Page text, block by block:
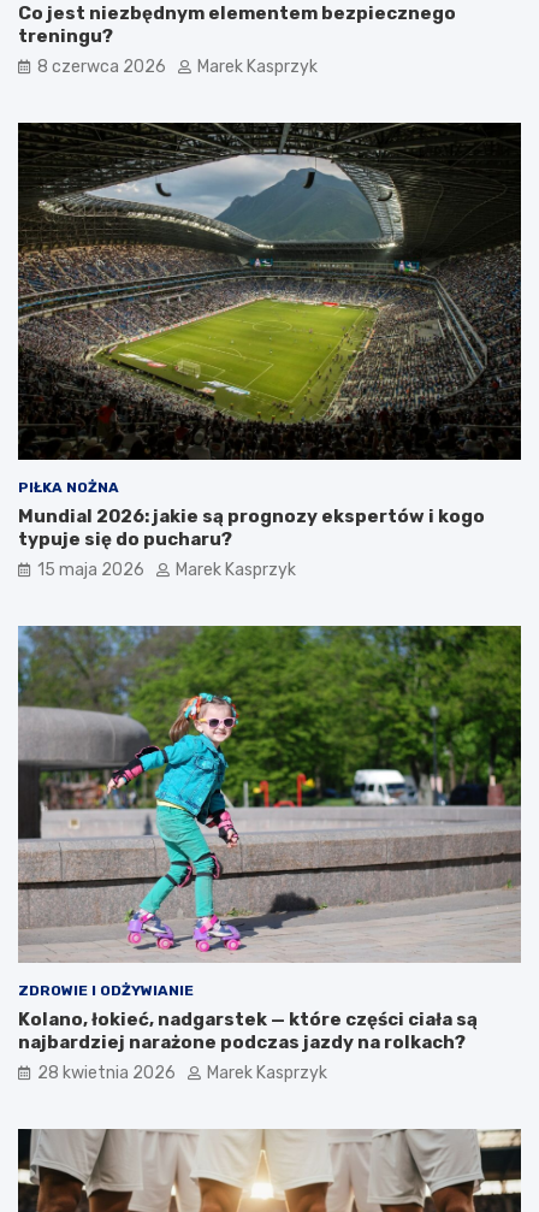
Co jest niezbędnym elementem bezpiecznego
treningu?
8 czerwca 2026 Marek Kasprzyk
PIŁKA NOŻNA
Mundial 2026: jakie są prognozy ekspertów i kogo
typuje się do pucharu?
15 maja 2026 Marek Kasprzyk
ZDROWIE I ODŻYWIANIE
Kolano, łokieć, nadgarstek — które części ciała są
najbardziej narażone podczas jazdy na rolkach?
28 kwietnia 2026 Marek Kasprzyk